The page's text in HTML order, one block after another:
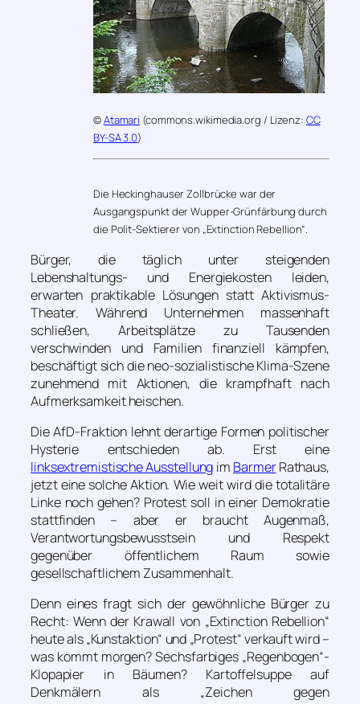
©Atamari (commons.wikimedia.org / Lizenz: CC
BY-SA 3.0)
Die Heckinghauser Zollbrücke war der
Ausgangspunkt der Wupper-Grünfärbung durch
die Polit-Sektierer von „Extinction Rebellion“.
Bürger, die täglich unter steigenden
Lebenshaltungs- und Energiekosten leiden,
erwarten praktikable Lösungen statt Aktivismus-
Theater. Während Unternehmen massenhaft
schließen, Arbeitsplätze zu Tausenden
verschwinden und Familien finanziell kämpfen,
beschäftigt sich die neo-sozialistische Klima-Szene
zunehmend mit Aktionen, die krampfhaft nach
Aufmerksamkeit heischen.
Die AfD-Fraktion lehnt derartige Formen politischer
Hysterie entschieden ab. Erst eine
linksextremistische Ausstellung im BarmerRathaus,
jetzt eine solche Aktion. Wie weit wird die totalitäre
Linke noch gehen? Protest soll in einer Demokratie
stattfinden – aber er braucht Augenmaß,
Verantwortungsbewusstsein und Respekt
gegenüber öffentlichem Raum sowie
gesellschaftlichem Zusammenhalt.
Denn eines fragt sich der gewöhnliche Bürger zu
Recht: Wenn der Krawall von „Extinction Rebellion“
heute als „Kunstaktion“ und „Protest“ verkauft wird –
was kommt morgen? Sechsfarbiges „Regenbogen“-
Klopapier in Bäumen? Kartoffelsuppe auf
Denkmälern als „Zeichen gegen